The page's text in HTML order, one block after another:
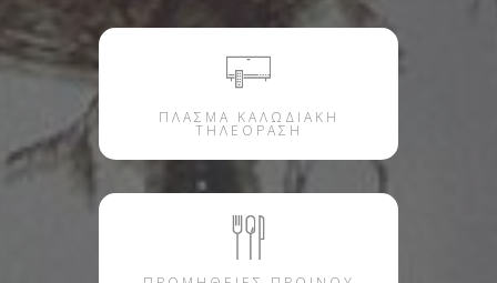
ΠΛΑΣΜΑ ΚΑΛΩΔΙΑΚΗ
ΤΗΛΕΟΡΑΣΗ